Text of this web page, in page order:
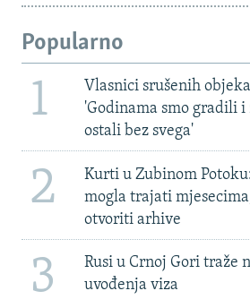
Popularno
1
Vlasnici srušenih
'Godinama smo gradili
ostali bez svega'
2
Kurti u Zubinom
mogla trajati
otvoriti arhive
3
Rusi u Crnoj Gori traže
uvođenja viza